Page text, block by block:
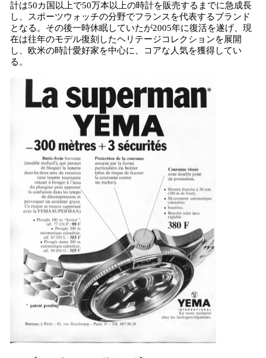
計は50カ国以上で50万本以上の時計を販売するまでに急成長
し、スポーツウォッチの分野でフランスを代表するブランド
となる。その後一時休眠していたが2005年に復活を遂げ、現
在は往年のモデル復刻したヘリテージコレクションを展開
し、欧米の時計愛好家を中心に、コアな人気を獲得してい
る。